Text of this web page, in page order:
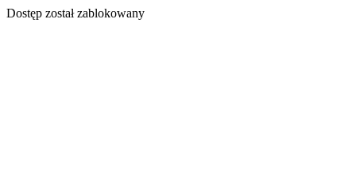
Dostęp został zablokowany